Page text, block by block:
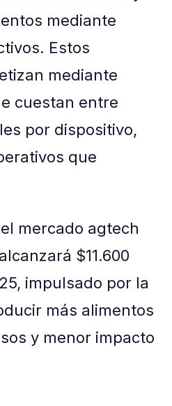
mediante
Estos
mediante
cuestan entre
por dispositivo,
que
mercado agtech
$11.600
impulsado por la
más alimentos
y menor impacto